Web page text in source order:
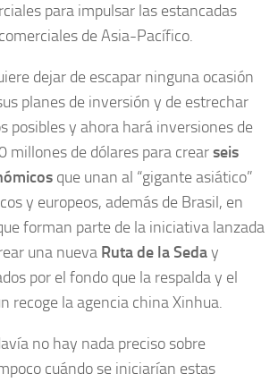
para impulsar las estancadas
de Asia-Pacífico.
dejar de escapar ninguna ocasión
planes de inversión y de estrechar
posibles y ahora hará inversiones de
millones de dólares para crearseis
que unan al “gigante asiático”
y europeos, además de Brasil, en
forman parte de la iniciativa lanzada
una nueva Ruta de la Seday
por el fondo que la respalda y el
recoge la agencia china Xinhua.
no hay nada preciso sobre
cuándo se iniciarían estas